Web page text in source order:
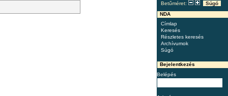
Betűméret:
Súgó
NDA
Címlap
Keresés
Részletes keresés
Archívumok
Súgó
Bejelentkezés
Belépés